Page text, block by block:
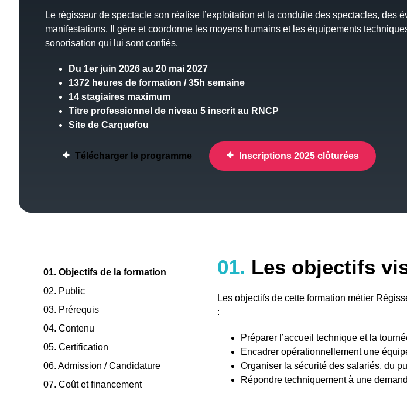
Le régisseur de spectacle son réalise l’exploitation et la conduite des spectacles, des
manifestations. Il gère et coordonne les moyens humains et les équipements
sonorisation qui lui sont confiés.
Du 1er juin 2026 au 20 mai 2027
1372 heures de formation / 35h semaine
14 stagiaires maximum
Titre professionnel de niveau 5 inscrit au RNCP
Site de Carquefou
Télécharger le programme Inscriptions 2025 clôturées
01. Objectifs de la formation
02. Public
03. Prérequis
04. Contenu
05. Certification
06. Admission / Candidature
07. Coût et financement
01. Les objectifs
Les objectifs de cette formation métier
:
Préparer l’accueil technique et la
Encadrer opérationnellement une
Organiser la sécurité des salariés, du
Répondre techniquement à une